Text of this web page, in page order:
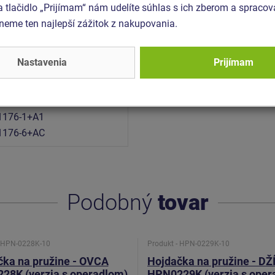
1+A1
6+AC
spojovací materiál je
Podobný tovar
0228K-10
na pružine - OVCA
Produkt - HPN-0229K-10
Hojdačka na pružine -
tlačidlo „Prijímam“ nám udelíte súhlas s ich zberom a
ten najlepší zážitok z nakupovania.
Nastavenia Prijímam